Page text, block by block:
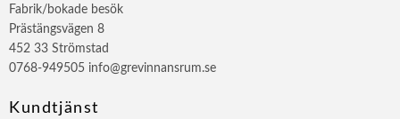
Fabrik/bokade besök
Prästängsvägen 8
452 33 Strömstad
0768-949505 info@grevinnansrum.se
Kundtjänst